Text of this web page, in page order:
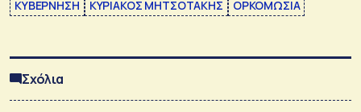
ΚΥΒΕΡΝΗΣΗ ΚΥΡΙΑΚΟΣ ΜΗΤΣΟΤΑΚΗΣ ΟΡΚΟΜΩΣΙΑ
Σχόλια